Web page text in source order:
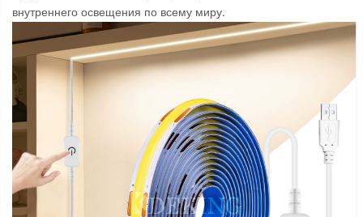
внутреннего освещения по всему миру.